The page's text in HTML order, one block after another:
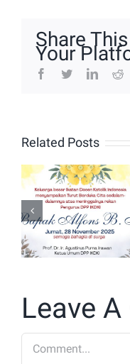
Share
Your
facebook
twitterlinkedin
Related Posts
Turut
Berduka
untuk
Bapak
Alfons B.
Leave
Comment